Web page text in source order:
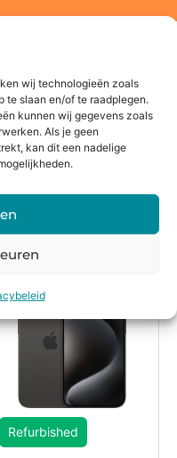
wij technologieën zoals
te slaan en/of te raadplegen.
kunnen wij gegevens zoals
Als je geen
kan dit een nadelige
Webwink
el
keurmerk
Refurbished